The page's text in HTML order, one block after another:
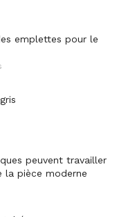
emplettes pour le
peuvent travailler
la pièce moderne